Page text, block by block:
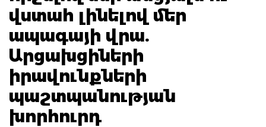
վստահ լինելով մեր
ապագայի վրա.
Արցախցիների
իրավունքների
պաշտպանության
խորհուրդ